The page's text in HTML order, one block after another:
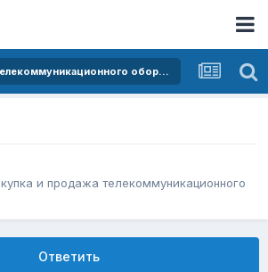
Покупка и продажа телекоммуникационного оборудования
и продажа телекоммуникационного
Ответить